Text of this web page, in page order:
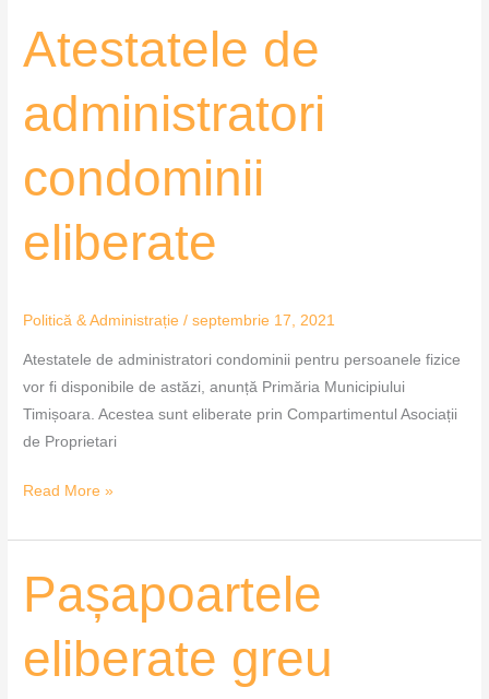
Atestatele de
administratori
condominii
eliberate
Politică & Administrație /septembrie 17, 2021
Atestatele de administratori condominii pentru persoanele fizice
vor fi disponibile de astăzi, anunță Primăria Municipiului
Timișoara. Acestea sunt eliberate prin Compartimentul Asociații
de Proprietari
Atestatele
de
condominii
Read More »
Pașapoartele
eliberate greu
Pașapoartele
eliberate